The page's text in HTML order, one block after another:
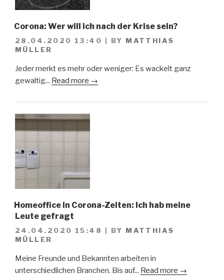
Corona: Wer will ich nach der Krise sein?
28.04.2020 13:40 BY MATTHIAS
MÜLLER
Jeder merkt es mehr oder weniger: Es wackelt ganz
gewaltig... Read more →
Homeoffice in Corona-Zeiten: Ich hab meine
Leute gefragt
24.04.2020 15:48 BY MATTHIAS
MÜLLER
Meine Freunde und Bekannten arbeiten in
unterschiedlichen Branchen. Bis auf... Read more →